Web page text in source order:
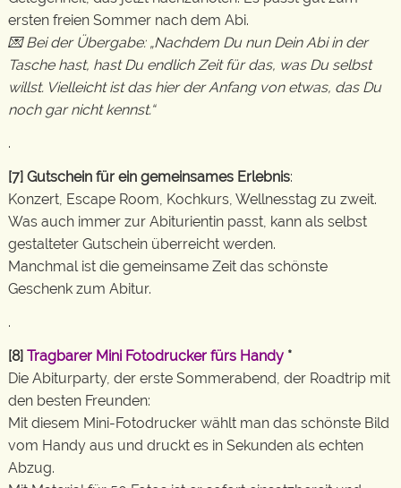
ersten freien Sommer nach dem Abi.
💌 Bei der Übergabe: „Nachdem Du nun Dein Abi in der
Tasche hast, hast Du endlich Zeit für das, was Du selbst
willst. Vielleicht ist das hier der Anfang von etwas, das Du
noch gar nicht kennst.“
.
[7] Gutschein für ein gemeinsames Erlebnis:
Konzert, Escape Room, Kochkurs, Wellnesstag zu zweit.
Was auch immer zur Abiturientin passt, kann als selbst
gestalteter Gutschein überreicht werden.
Manchmal ist die gemeinsame Zeit das schönste
Geschenk zum Abitur.
.
[8] Tragbarer Mini Fotodrucker fürs Handy *
Die Abiturparty, der erste Sommerabend, der Roadtrip mit
den besten Freunden:
Mit diesem Mini-Fotodrucker wählt man das schönste Bild
vom Handy aus und druckt es in Sekunden als echten
Abzug.